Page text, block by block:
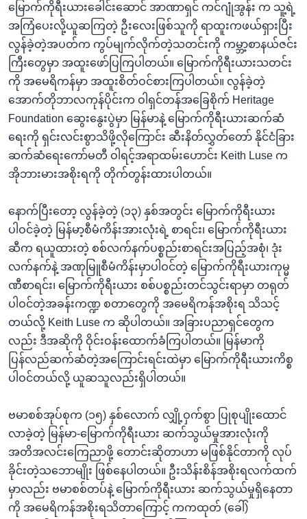
ရန်
ရှာဖွေ
ရန်
နေရာ
သို့
ကျော်
ရန်
ဘာသာစကားများ
မြောက်ကိုရီးယားခေါင်းဆောင် အာဏာရှင် ကင်ဂျုံအွန်း က သူ့ရဲ့
အကြံပေးလို့ယူဆကြတဲ့ ဦးလေးဖြစ်သူကို ရာထူးကဖယ်ရှားပြီး
လွန်ခဲ့တဲ့အပတ်က ကွပ်မျက်လိုက်တဲ့သတင်းကို ကမ္ဘာ့စာနယ်ဇင်း
ကြီးတွေမှာ အထူးဖော်ပြကြပါတယ်။ မြောက်ကိုရီးယားသတင်း
ကို အမေရိကန်မှာ အထူးစိတ်ဝင်စားကြပါတယ်။ လွန်ခဲ့တဲ့
အောက်တိုဘာလကုန်ပိုင်းက ဝါရှင်တန်အခြေစိုက် Heritage
Foundation ဆွေးနွေးပွဲမှာ မြန်မာနဲ့ မြောက်ကိုရီးယားဆက်ဆံ
ရေးကို ရှင်းလင်းစွာသိဖို့လိုကြောင်း ဆီးနိတ်လွှတ်တော် နိုင်ငံခြား
ဆက်ဆံရေးကော်မတီ ဝါရင့်အရာထမ်းဟောင်း Keith Luse က
အိုဘားမားအစိုးရကို တိုက်တွန်းထားပါတယ်။
နောက်ပြီးတော့ လွန်ခဲ့တဲ့ (၁၃) နှစ်အတွင်း မြောက်ကိုရီးယား
ပါဝင်ခဲ့တဲ့ မြန်မာ့စီမံကိန်းအားလုံးရဲ့ စာရင်း၊ မြောက်ကိုရီးယား
ဆီက ရယူထားတဲ့ စစ်လက်နက်ပစ္စည်းစာရင်းအပြည့်အစုံ၊ ဒုံး
လက်နက်နဲ့ အဏုမြူစီမံကိန်းမှာပါဝင်တဲ့ မြောက်ကိုရီးယားကုမ္မ
ဏီစာရင်း၊ မြောက်ကိုရီးယား စစ်ပစ္စည်းတင်သွင်းရာမှာ တရုတ်
ပါဝင်တဲ့အခန်းကဏ္ဍ စတာတွေကို အမေရိကန်အစိုးရ သိသင့်
တယ်လို့ Keith Luse က ဆိုပါတယ်။ အခြားပညာရှင်တွေက
လည်း ဒီအဆိုကို ဝိုင်းဝန်းထောက်ခံကြပါတယ်။ မြန်မာကို
ပြန်လည်ဆက်ဆံတဲ့အကြောင်းရင်းထဲမှာ မြောက်ကိုရီးယားကိစ္စ
ပါဝင်တယ်လို့ ယူဆသူလည်းရှိပါတယ်။
ဗမာစစ်အုပ်စုက (၁၅) နှစ်လောက် လျှို့ဝှက်စွာ ပြုစုပျိုးထောင်
လာခဲ့တဲ့ မြန်မာ-မြောက်ကိုရီးယား ဆက်သွယ်မှုအားလုံးကို
အတိအလင်းကြေညာဖို့ တောင်းဆိုတာဟာ မဖြစ်နိုင်တာကို လုပ်
ခိုင်းတဲ့သဘောမျိုး ဖြစ်နေပါတယ်။ ဦးသိန်းစိန်အစိုးရလက်ထက်
မှာလည်း ဗမာစစ်တပ်နဲ့ မြောက်ကိုရီးယား ဆက်သွယ်မှုရှိနေတာ
ကို အမေရိကန်အစိုးရသိတာကြောင့် ကကထုတ် (ခေါ်)